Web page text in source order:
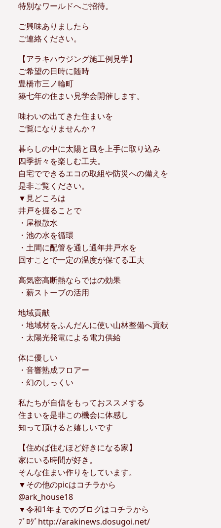
特別なワールドへご招待。
ご興味ありましたら
ご連絡ください。
【アラキハウジング施工例見学】
ご希望の日時に随時
豊橋市三ノ輪町
築七年の住まい見学会開催します。
味わいの出てきた住まいを
ご覧になりませんか？
暮らしの中に太陽と風を上手に取り込み
四季折々を楽しむ工夫。
自宅でできるエコの取組や防災への備えを
是非ご覧ください。
▼見どころは
井戸を掘ることで
・屋根散水
・池の水を循環
・土間に配管を通し通年井戸水を
回すことで一定の温度が保てる工夫
高気密高断熱ならではの効果
・薪ストーブの活用
地域貢献
・地域材をふんだんに使い山林整備へ貢献
・太陽光発電による電力供給
体に優しい
・音響熟成フロアー
・幻のしっくい
私たちが自信をもっておススメする
住まいを是非この機会に体感し
知って頂けると嬉しいです
【住めば住むほど好きになる家】
家にいる時間が好き。
そんな住まい作りをしています。
▼その他のpicはコチラから
@ark_house18
▼令和1年までのブログはコチラから
ﾌﾞﾛｸﾞhttp://arakinews.dosugoi.net/